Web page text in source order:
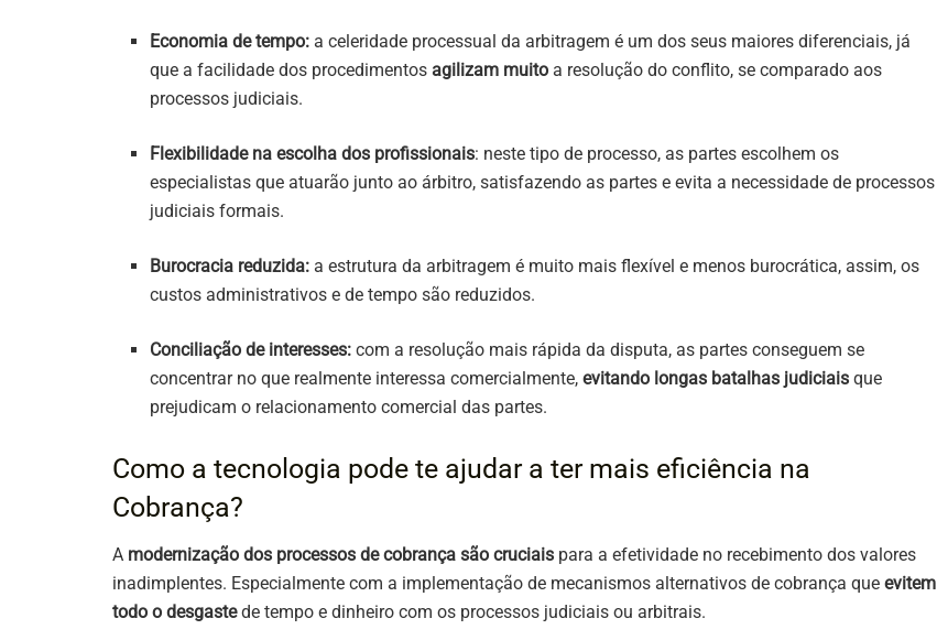
Economia de tempo: a celeridade processual da arbitragem é um dos seus maiores diferenciais, já
que a facilidade dos procedimentos agilizam muito a resolução do conflito, se comparado aos
processos judiciais.
Flexibilidade na escolha dos profissionais: neste tipo de processo, as partes escolhem os
especialistas que atuarão junto ao árbitro, satisfazendo as partes e evita a necessidade de processos
judiciais formais.
Burocracia reduzida: a estrutura da arbitragem é muito mais flexível e menos burocrática, assim, os
custos administrativos e de tempo são reduzidos.
Conciliação de interesses: com a resolução mais rápida da disputa, as partes conseguem se
concentrar no que realmente interessa comercialmente,evitando longas batalhas judiciais que
prejudicam o relacionamento comercial das partes.
Como a tecnologia pode te ajudar a ter mais eficiência na
Cobrança?
A modernização dos processos de cobrança são cruciais para a efetividade no recebimento dos valores
inadimplentes. Especialmente com a implementação de mecanismos alternativos de cobrança que evitem
todo o desgastede tempo e dinheiro com os processos judiciais ou arbitrais.